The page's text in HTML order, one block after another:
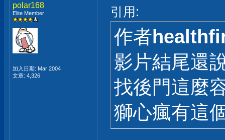
polar168
Elite Member
加入日期: Mar 2004
文章: 4,326
引用:
作者
影片結尾還
找後門這麼
獅心瘋有這